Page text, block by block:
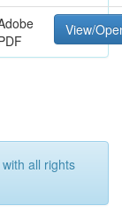
View/
all rights